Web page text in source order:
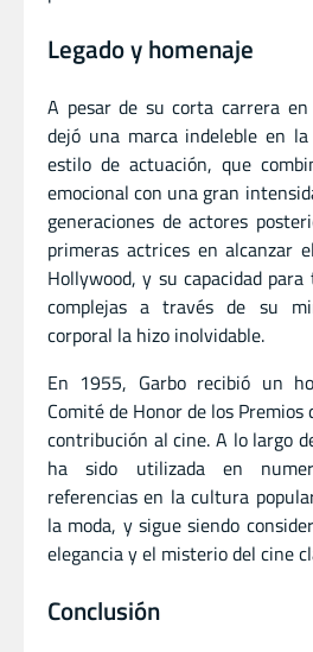
Legado y homenaje
A pesar de su corta carrera
dejó una marca indeleble en
estilo de actuación, que
emocional con una gran
generaciones de actores
primeras actrices en alcanzar
Hollywood, y su capacidad
complejas a través de su
corporal la hizo inolvidable.
En 1955, Garbo recibió un
Comité de Honor de los Premios
contribución al cine. A lo largo
ha sido utilizada en
referencias en la cultura
la moda, y sigue siendo
elegancia y el misterio del cine
Conclusión